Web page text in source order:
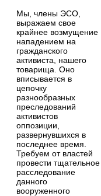
Мы, члены ЭСО,
выражаем свое
крайнее возмущение
нападением на
гражданского
активиста, нашего
товарища. Оно
вписывается в
цепочку
разнообразных
преследований
активистов
оппозиции,
развернувшихся в
последнее время.
Требуем от властей
провести тщательное
расследование
данного
вооруженного